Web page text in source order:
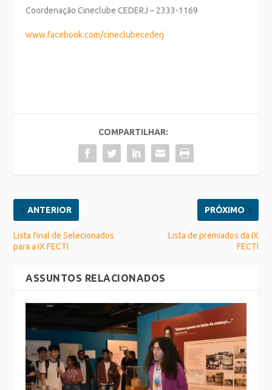
Coordenação Cineclube CEDERJ – 2333-1169
www.facebook.com/cineclubecederj
COMPARTILHAR:
ANTERIOR
Lista final de Selecionados
para a IX FECTI
PRÓXIMO
Lista de premiados da IX
FECTI
ASSUNTOS RELACIONADOS